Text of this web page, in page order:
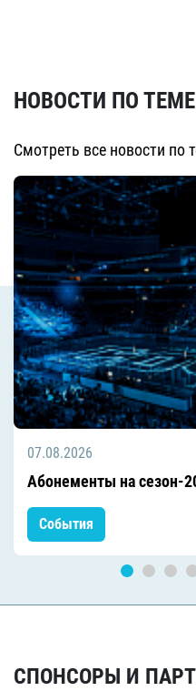
НОВОСТИ ПО ТЕМЕ
Смотреть все новости по
07.08.2026
Абонементы на сезон-
События
СПОНСОРЫ И